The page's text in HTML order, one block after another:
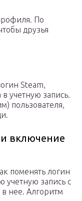
По
друзья
Steam,
учетную запись.
пользователя,
и включение
поменять логин
учетную запись с
нее. Алгоритм